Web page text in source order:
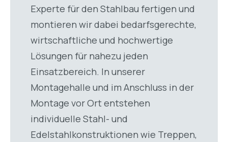
Experte für den Stahlbau fertigen und
montieren wir dabei bedarfsgerechte,
wirtschaftliche und hochwertige
Lösungen für nahezu jeden
Einsatzbereich. In unserer
Montagehalle und im Anschluss in der
Montage vor Ort entstehen
individuelle Stahl- und
Edelstahlkonstruktionen wie Treppen,